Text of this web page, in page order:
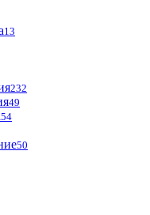
13
232
49
54
50